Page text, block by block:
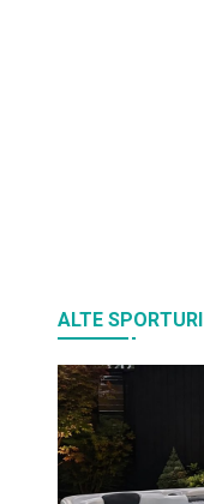
ALTE SPORTURI